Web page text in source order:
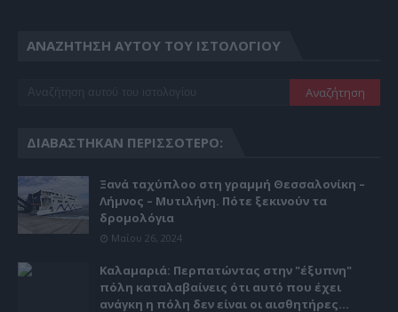
ΑΝΑΖΉΤΗΣΗ ΑΥΤΟΎ ΤΟΥ ΙΣΤΟΛΟΓΊΟΥ
ΔΙΑΒΆΣΤΗΚΑΝ ΠΕΡΙΣΣΌΤΕΡΟ:
Ξανά ταχύπλοο στη γραμμή Θεσσαλονίκη –
Λήμνος – Μυτιλήνη. Πότε ξεκινούν τα
δρομολόγια
Μαΐου 26, 2024
Καλαμαριά: Περπατώντας στην "έξυπνη"
πόλη καταλαβαίνεις ότι αυτό που έχει
ανάγκη η πόλη δεν είναι οι αισθητήρες...